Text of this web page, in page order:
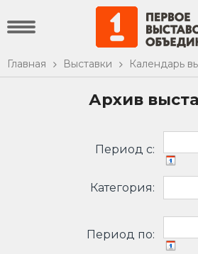
Главная Выставки Календарь
Архив
Период c:
Категория:
Период по: